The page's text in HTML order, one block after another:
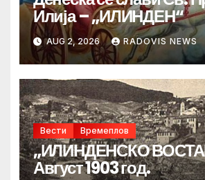
Илија – „ИЛИНДЕН“
AUG 2, 2026 RADOVIS NEWS
Вести Времеплов
„ИЛИНДЕНСКО
Август 1903 год.